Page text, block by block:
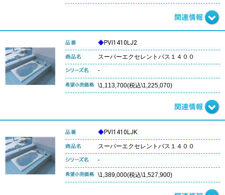
◆PVI1410LJ2
スーパーエクセレントバス１４００
-
\1,113,700(税込\1,225,070)
◆PVI1410LJK
スーパーエクセレントバス１４００
-
\1,389,000(税込\1,527,900)